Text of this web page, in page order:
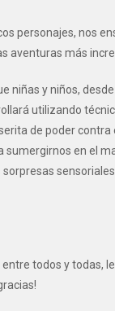
personajes, nos
aventuras más
niñas y niños,
utilizando
de poder
sumergirnos en el
todos y todas,